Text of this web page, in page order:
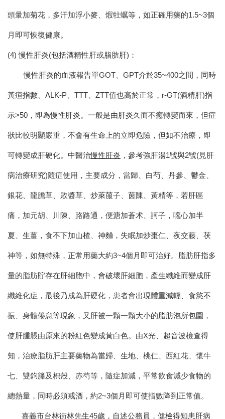
頭暈加菊花，多汗加浮小麥、煆牡蠣等，如正確用藥的1.5~3個
月即可恢復健康。
(4) 慢性肝炎(包括酒精性肝或脂肪肝)：
慢性肝炎的血液報告單GOT、GPT介於35~400之間，同時
黃疸指數、ALK-P、TTT、ZTT值也高於正常，r-GT(酒精肝)指
示>50，即為慢性肝炎。 一般是由肝炎久而不癒轉變而來，但症
狀比較明顯嚴重，不會有生命上的立即危險，但如不治療，即
可轉變成肝硬化。中醫治慢性肝炎 ，參考強肝湯1號與2號(見肝
病治療研究)隨症使用，主要成分，當歸、白芍、丹參、鬱金、
銀花、龍膽草、敗醬草、炒萊菔子、茵陳、黃精等，若肝區
痛，加元胡、川陳、路路通，便溏加蒼术、訶子，噁心加半
夏、生薑，食不下加山楂、神麯，失眠加炒棗仁、夜交藤、茯
神等，如無特殊，正常用藥大約3~4個月即可治好。 脂肪肝指多
量的脂肪貯存在肝細胞中，會破壞肝細胞，產生纖維而變成肝
纖維化症，最後乃成為肝硬化，患者會出現體重減輕、食慾不
振、身體倦怠等現象，又肝被一顆一顆大小的脂肪泡所包圍，
使肝腫脹由原來的粉紅色變成黃白色。由X光、超音波檢查得
知，治療脂肪肝主要藥物為當歸、生地、桃仁、西紅花、懷牛
七、雙鈞籐及枳殼、赤芍等，隨症加減，平常飲食減少食物的
總熱量，同時必須戒酒，約2~3個月即可使指數降到正常值。
嘉義市台林街林先生45歲，自述公務員，健檢得知患肝病